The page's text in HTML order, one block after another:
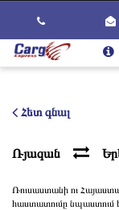
Ծառայություններ
Կարիերա
Հետ գնալ
Ռյազան
Ռուսաստանի ու
հաստատումը նպաստում